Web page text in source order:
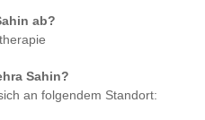
ab?
Sahin?
an folgendem Standort: